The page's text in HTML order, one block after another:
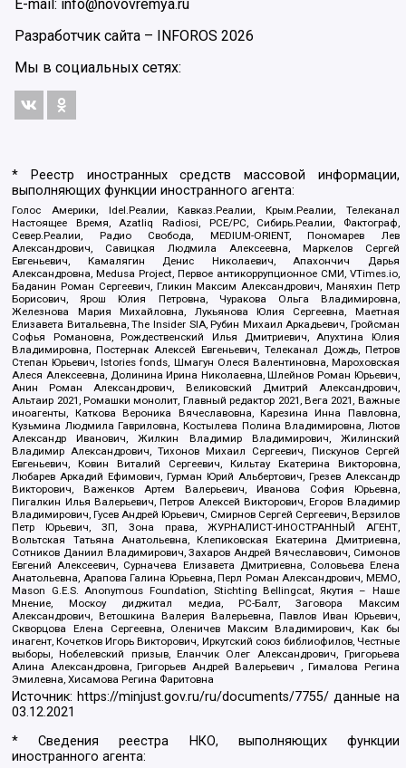
E-mail: info@novovremya.ru
Разработчик сайта – INFOROS 2026
Мы в социальных сетях:
* Реестр иностранных средств массовой информации,
выполняющих функции иностранного агента:
Голос Америки, Idel.Реалии, Кавказ.Реалии, Крым.Реалии, Телеканал
Настоящее Время, Azatliq Radiosi, PCE/PC, Сибирь.Реалии, Фактограф,
Север.Реалии, Радио Свобода, MEDIUM-ORIENT, Пономарев Лев
Александрович, Савицкая Людмила Алексеевна, Маркелов Сергей
Евгеньевич, Камалягин Денис Николаевич, Апахончич Дарья
Александровна, Medusa Project, Первое антикоррупционное СМИ, VTimes.io,
Баданин Роман Сергеевич, Гликин Максим Александрович, Маняхин Петр
Борисович, Ярош Юлия Петровна, Чуракова Ольга Владимировна,
Железнова Мария Михайловна, Лукьянова Юлия Сергеевна, Маетная
Елизавета Витальевна, The Insider SIA, Рубин Михаил Аркадьевич, Гройсман
Софья Романовна, Рождественский Илья Дмитриевич, Апухтина Юлия
Владимировна, Постернак Алексей Евгеньевич, Телеканал Дождь, Петров
Степан Юрьевич, Istories fonds, Шмагун Олеся Валентиновна, Мароховская
Алеся Алексеевна, Долинина Ирина Николаевна, Шлейнов Роман Юрьевич,
Анин Роман Александрович, Великовский Дмитрий Александрович,
Альтаир 2021, Ромашки монолит, Главный редактор 2021, Вега 2021, Важные
иноагенты, Каткова Вероника Вячеславовна, Карезина Инна Павловна,
Кузьмина Людмила Гавриловна, Костылева Полина Владимировна, Лютов
Александр Иванович, Жилкин Владимир Владимирович, Жилинский
Владимир Александрович, Тихонов Михаил Сергеевич, Пискунов Сергей
Евгеньевич, Ковин Виталий Сергеевич, Кильтау Екатерина Викторовна,
Любарев Аркадий Ефимович, Гурман Юрий Альбертович, Грезев Александр
Викторович, Важенков Артем Валерьевич, Иванова София Юрьевна,
Пигалкин Илья Валерьевич, Петров Алексей Викторович, Егоров Владимир
Владимирович, Гусев Андрей Юрьевич, Смирнов Сергей Сергеевич, Верзилов
Петр Юрьевич, ЗП, Зона права, ЖУРНАЛИСТ-ИНОСТРАННЫЙ АГЕНТ,
Вольтская Татьяна Анатольевна, Клепиковская Екатерина Дмитриевна,
Сотников Даниил Владимирович, Захаров Андрей Вячеславович, Симонов
Евгений Алексеевич, Сурначева Елизавета Дмитриевна, Соловьева Елена
Анатольевна, Арапова Галина Юрьевна, Перл Роман Александрович, МЕМО,
Mason G.E.S. Anonymous Foundation, Stichting Bellingcat, Якутия – Наше
Мнение, Москоу диджитал медиа, РС-Балт, Заговора Максим
Александрович, Ветошкина Валерия Валерьевна, Павлов Иван Юрьевич,
Скворцова Елена Сергеевна, Оленичев Максим Владимирович, Как бы
инагент, Кочетков Игорь Викторович, Иркутский союз библиофилов, Честные
выборы, Нобелевский призыв, Еланчик Олег Александрович, Григорьева
Алина Александровна, Григорьев Андрей Валерьевич , Гималова Регина
Эмилевна, Хисамова Регина Фаритовна
Источник: https://minjust.gov.ru/ru/documents/7755/ данные на
03.12.2021
* Сведения реестра НКО, выполняющих функции
иностранного агента: